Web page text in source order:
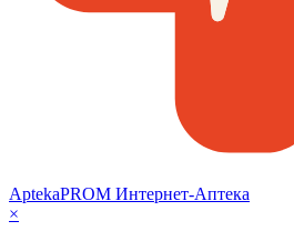
AptekaPROM Интернет-Аптека
×